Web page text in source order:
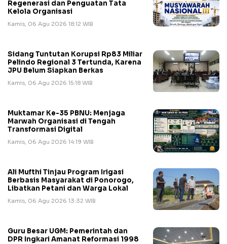
Regenerasi dan Penguatan Tata
Kelola Organisasi
Kamis, 06 Agu 2026 18:12 WIB
Sidang Tuntutan Korupsi Rp83 Miliar
Pelindo Regional 3 Tertunda, Karena
JPU Belum Siapkan Berkas
Kamis, 06 Agu 2026 15:18 WIB
Muktamar Ke-35 PBNU: Menjaga
Marwah Organisasi di Tengah
Transformasi Digital
Kamis, 06 Agu 2026 14:19 WIB
Ali Mufthi Tinjau Program Irigasi
Berbasis Masyarakat di Ponorogo,
Libatkan Petani dan Warga Lokal
Kamis, 06 Agu 2026 13:32 WIB
Guru Besar UGM: Pemerintah dan
DPR Ingkari Amanat Reformasi 1998